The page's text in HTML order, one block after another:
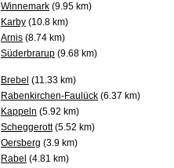
Winnemark (9.95 km)
Karby (10.8 km)
Arnis (8.74 km)
Süderbrarup (9.68 km)
Brebel (11.33 km)
Rabenkirchen-Faulück (6.37 km)
Kappeln (5.92 km)
Scheggerott(5.52 km)
Oersberg (3.9 km)
Rabel (4.81 km)